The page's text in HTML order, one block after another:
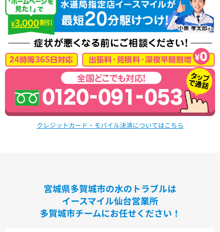
洗面化粧台
VシリーズLMPB060A1GDC1G+LDPB060BAGEN2
VシリーズLMPB075A1GDC1G+LDPB075BAGEN2
VシリーズLMPB075A3GDC1G+LDPB075BAGEN2
VシリーズLMPB075B1GDC1G+LDPB075BAGEN2
VシリーズLMPB075B3GDC1G+LDPB075BAGEN2
浴室
サザナ
クレジットカード・モバイル決済についてはこちら
宮城県多賀城市の水のトラブルは
イースマイル仙台営業所
多賀城市チームにお任せください！